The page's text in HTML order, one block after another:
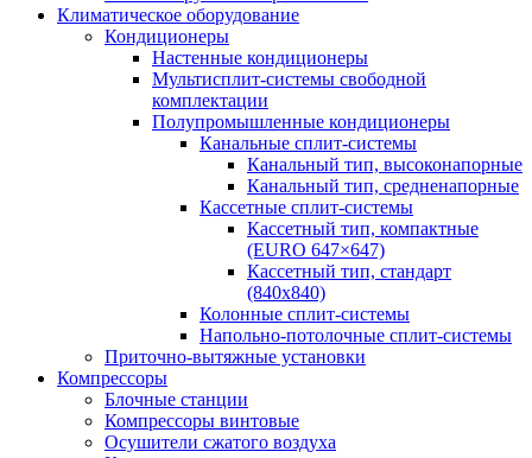
Климатическое оборудование
Кондиционеры
Настенные кондиционеры
Мультисплит-системы свободной
комплектации
Полупромышленные кондиционеры
Канальные сплит-системы
Канальный тип, высоконапорные
Канальный тип, средненапорные
Кассетные сплит-системы
Кассетный тип, компактные
(EURO 647×647)
Кассетный тип, стандарт
(840х840)
Колонные сплит-системы
Напольно-потолочные сплит-системы
Приточно-вытяжные установки
Компрессоры
Блочные станции
Компрессоры винтовые
Осушители сжатого воздуха